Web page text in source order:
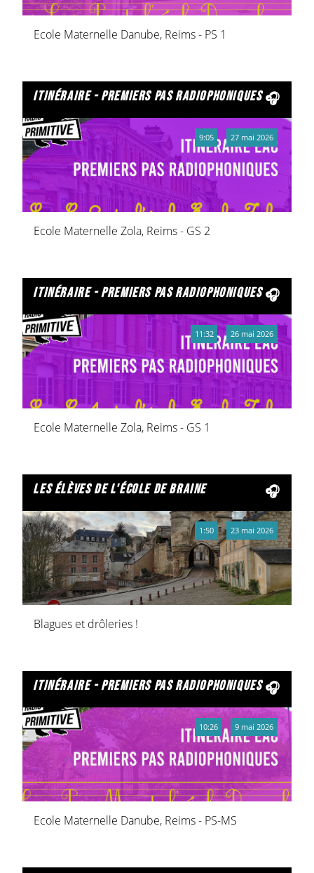
Ecole Maternelle Danube, Reims - PS 1
itinéraire - premiers pas radiophoniques
Ecole Maternelle Zola, Reims - GS 2
9:05 27 mai 2026
itinéraire - premiers pas radiophoniques
Ecole Maternelle Zola, Reims - GS 1
11:32 26 mai 2026
les élèves de l'école de braine
Blagues et drôleries !
1:50 23 mai 2026
itinéraire - premiers pas radiophoniques
Ecole Maternelle Danube, Reims - PS-MS
10:26 9 mai 2026